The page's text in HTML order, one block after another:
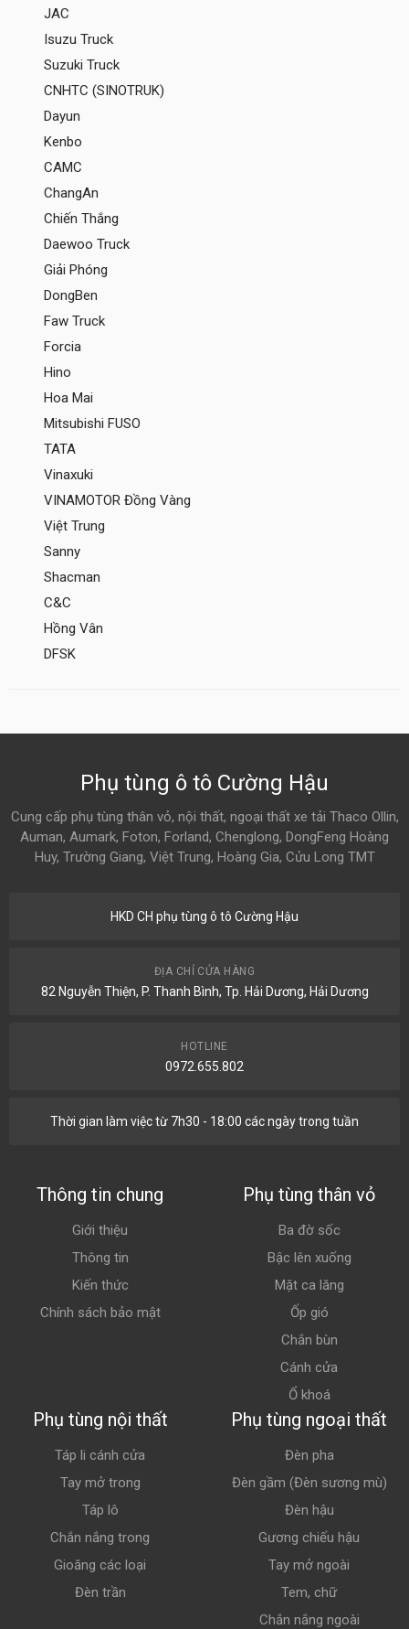
JAC
Isuzu Truck
Suzuki Truck
CNHTC (SINOTRUK)
Dayun
Kenbo
CAMC
ChangAn
Chiến Thắng
Daewoo Truck
Giải Phóng
DongBen
Faw Truck
Forcia
Hino
Hoa Mai
Mitsubishi FUSO
TATA
Vinaxuki
VINAMOTOR Đồng Vàng
Việt Trung
Sanny
Shacman
C&C
Hồng Vân
DFSK
Phụ tùng ô tô Cường Hậu
Cung cấp phụ tùng thân vỏ, nội thất, ngoại thất xe tải Thaco Ollin,
Auman, Aumark, Foton, Forland, Chenglong, DongFeng Hoàng
Huy, Trường Giang, Việt Trung, Hoàng Gia, Cửu Long TMT
HKD CH phụ tùng ô tô Cường Hậu
ĐỊA CHỈ CỬA HÀNG
82 Nguyễn Thiện, P. Thanh Bình, Tp. Hải Dương, Hải Dương
HOTLINE
0972.655.802
Thời gian làm việc từ 7h30 - 18:00 các ngày trong tuần
Thông tin chung
Giới thiệu
Thông tin
Kiến thức
Chính sách bảo mật
Phụ tùng thân vỏ
Ba đờ sốc
Bậc lên xuống
Mặt ca lăng
Ốp gió
Chắn bùn
Cánh cửa
Ổ khoá
Phụ tùng nội thất
Táp li cánh cửa
Tay mở trong
Táp lô
Chắn nắng trong
Gioăng các loại
Đèn trần
Phụ tùng ngoại thất
Đèn pha
Đèn gầm (Đèn sương mù)
Đèn hậu
Gương chiếu hậu
Tay mở ngoài
Tem, chữ
Chắn nắng ngoài